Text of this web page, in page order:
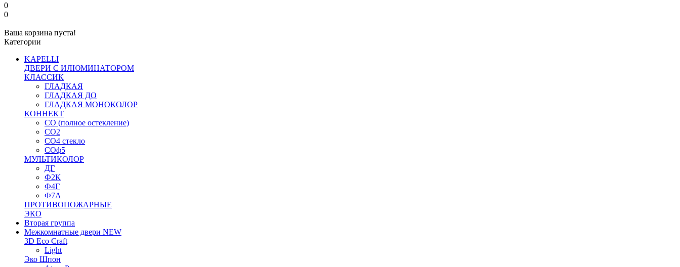
0
0
Ваша корзина пуста!
Категории
KAPELLI
ДВЕРИ С ИЛЮМИНАТОРОМ
КЛАССИК
ГЛАДКАЯ
ГЛАДКАЯ ДО
ГЛАДКАЯ МОНОКОЛОР
КОННЕКТ
СО (полное остекление)
СО2
СО4 стекло
СОф5
МУЛЬТИКОЛОР
ДГ
Ф2К
Ф4Г
Ф7А
ПРОТИВОПОЖАРНЫЕ
ЭКО
Вторая группа
Межкомнатные двери NEW
3D Eco Craft
Light
Эко Шпон